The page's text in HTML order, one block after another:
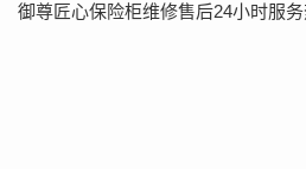
御尊匠心保险柜维修售后24小时服